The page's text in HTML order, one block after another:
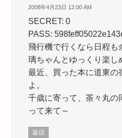
2008年4月23日 12:00 AM
SECRET: 0
PASS:
飛行機で行くなら日程も
璃ちゃんとゆっくり楽し
最近、買った本に道東の
よ。
千歳に寄って、茶々丸の
って来て～
返信